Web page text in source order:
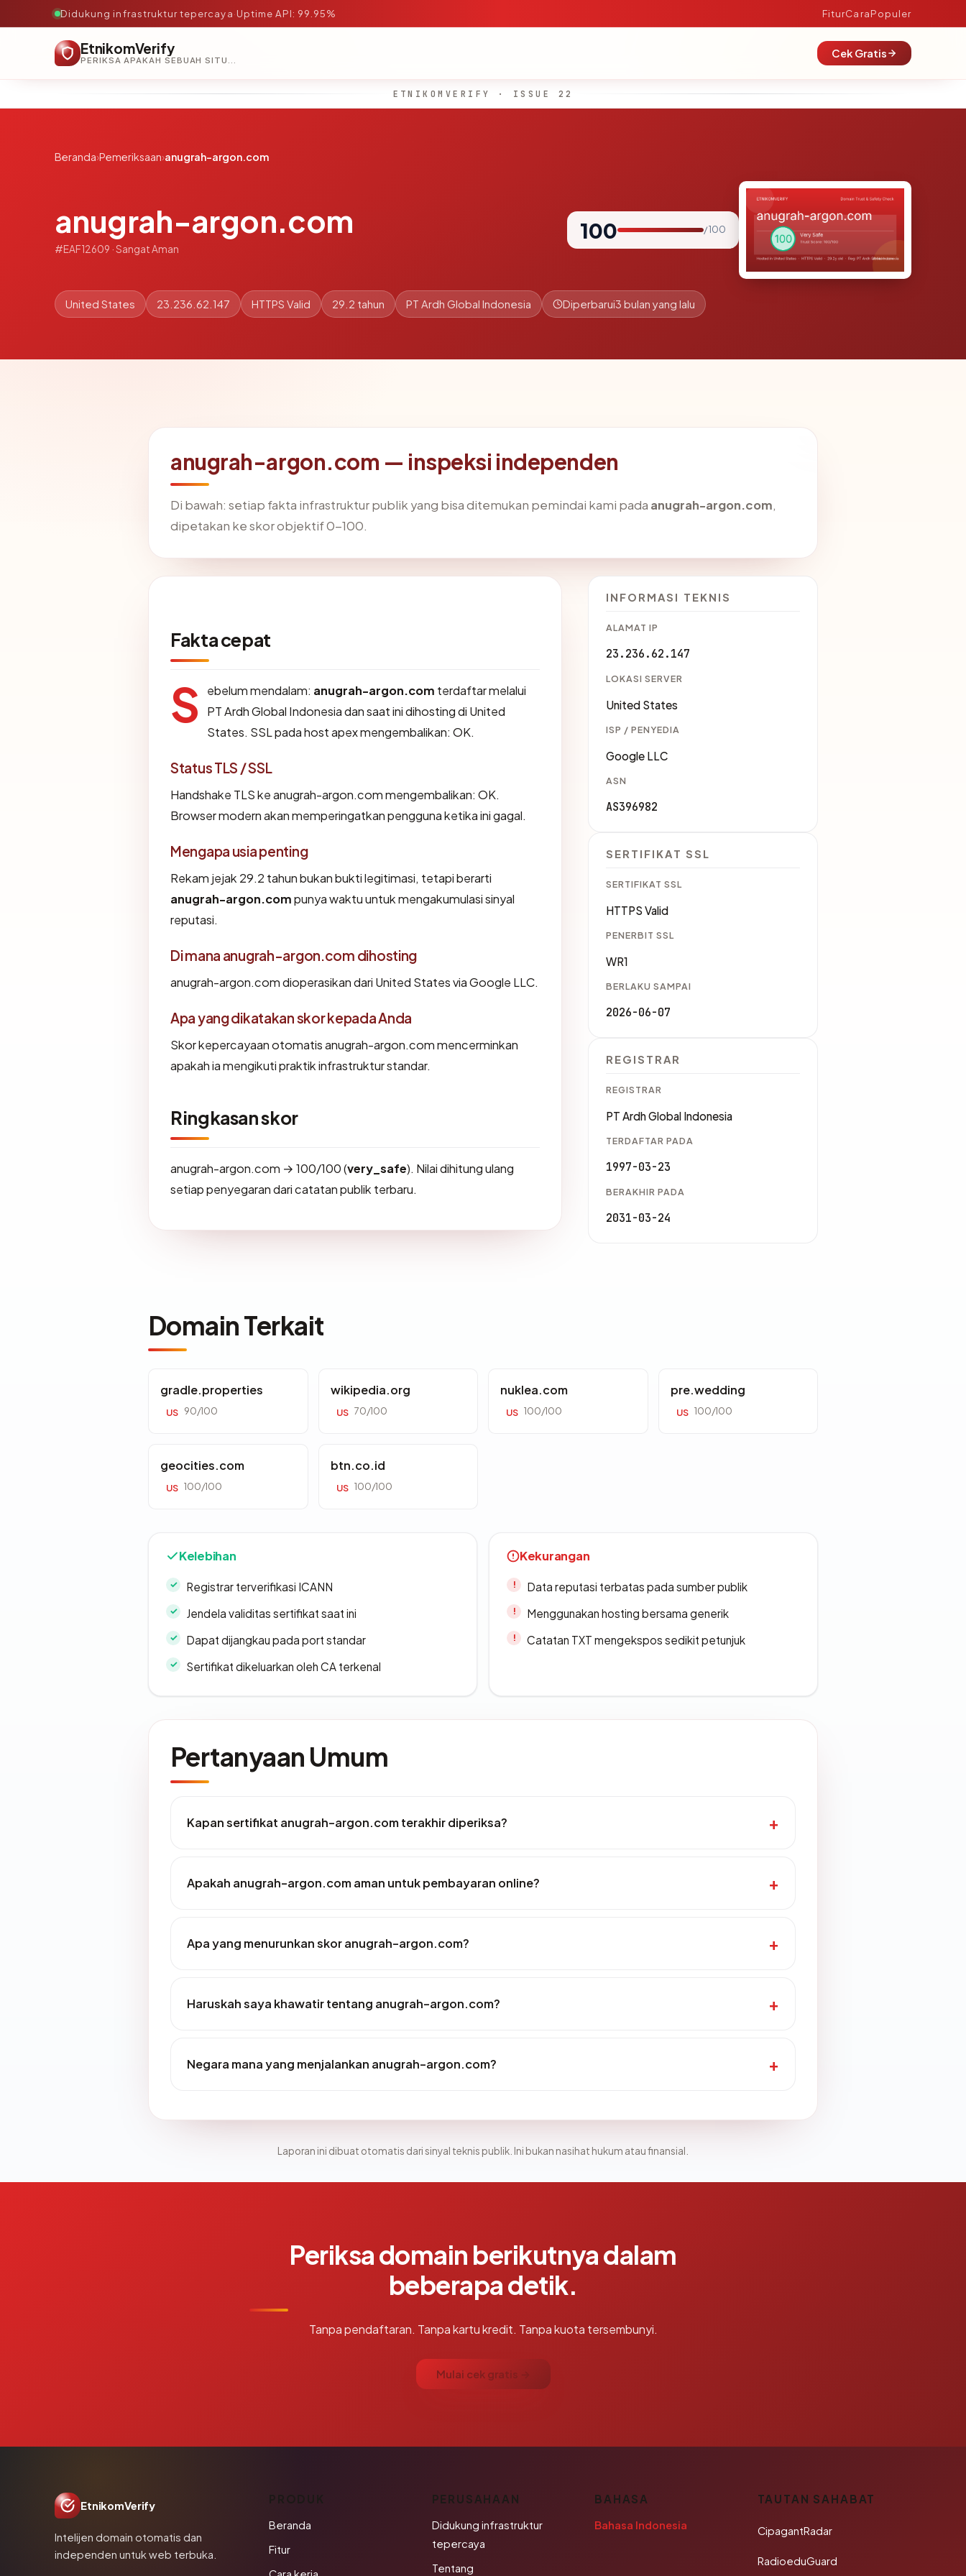
Didukung infrastruktur tepercaya·Uptime API: 99.95% FiturCaraPopuler
EtnikomVerify
PERIKSA APAKAH SEBUAH SITUS AMAN, TEPERCAYA, DAN TERVERIFIKASI DALAM HITUNGAN DETIK.
Cek Gratis
ETNIKOMVERIFY · ISSUE 22
Beranda›Pemeriksaan›anugrah-argon.com
anugrah-argon.com
#EAF12609 · Sangat Aman
100 / 100
United States 23.236.62.147 HTTPS Valid 29.2 tahun PT Ardh Global Indonesia Diperbarui3 bulan yang lalu
anugrah-argon.com — inspeksi independen
Di bawah: setiap fakta infrastruktur publik yang bisa ditemukan pemindai kami pada anugrah-argon.com,
dipetakan ke skor objektif 0-100.
Fakta cepat
S ebelum mendalam: anugrah-argon.com terdaftar melalui
PT Ardh Global Indonesia dan saat ini dihosting di United
States. SSL pada host apex mengembalikan: OK.
Status TLS / SSL
Handshake TLS ke anugrah-argon.com mengembalikan: OK.
Browser modern akan memperingatkan pengguna ketika ini gagal.
Mengapa usia penting
Rekam jejak 29.2 tahun bukan bukti legitimasi, tetapi berarti
anugrah-argon.compunya waktu untuk mengakumulasi sinyal
reputasi.
Di mana anugrah-argon.com dihosting
anugrah-argon.com dioperasikan dari United States via Google LLC.
Apa yang dikatakan skor kepada Anda
Skor kepercayaan otomatis anugrah-argon.com mencerminkan
apakah ia mengikuti praktik infrastruktur standar.
Ringkasan skor
anugrah-argon.com → 100/100 (very_safe). Nilai dihitung ulang
setiap penyegaran dari catatan publik terbaru.
INFORMASI TEKNIS
ALAMAT IP
23.236.62.147
LOKASI SERVER
United States
ISP / PENYEDIA
Google LLC
ASN
AS396982
SERTIFIKAT SSL
SERTIFIKAT SSL
HTTPS Valid
PENERBIT SSL
WR1
BERLAKU SAMPAI
2026-06-07
REGISTRAR
REGISTRAR
PT Ardh Global Indonesia
TERDAFTAR PADA
1997-03-23
BERAKHIR PADA
2031-03-24
Domain Terkait
gradle.properties
US 90/100
wikipedia.org
US 70/100
nuklea.com
US 100/100
pre.wedding
US 100/100
geocities.com
US 100/100
btn.co.id
US 100/100
Kelebihan
Registrar terverifikasi ICANN
Jendela validitas sertifikat saat ini
Dapat dijangkau pada port standar
Sertifikat dikeluarkan oleh CA terkenal
Kekurangan
Data reputasi terbatas pada sumber publik
Menggunakan hosting bersama generik
Catatan TXT mengekspos sedikit petunjuk
Pertanyaan Umum
Kapan sertifikat anugrah-argon.com terakhir diperiksa?
Apakah anugrah-argon.com aman untuk pembayaran online?
Apa yang menurunkan skor anugrah-argon.com?
Haruskah saya khawatir tentang anugrah-argon.com?
Negara mana yang menjalankan anugrah-argon.com?
Laporan ini dibuat otomatis dari sinyal teknis publik. Ini bukan nasihat hukum atau finansial.
Periksa domain berikutnya dalam
beberapa detik.
Tanpa pendaftaran. Tanpa kartu kredit. Tanpa kuota tersembunyi.
Mulai cek gratis →
EtnikomVerify
Intelijen domain otomatis dan
independen untuk web terbuka.
PRODUK
Beranda
Fitur
PERUSAHAAN
Didukung infrastruktur
tepercaya
Tentang
BAHASA
Bahasa Indonesia
TAUTAN SAHABAT
CipagantRadar
RadioeduGuard